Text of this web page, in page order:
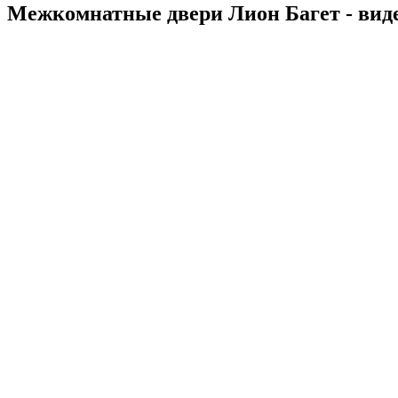
Межкомнатные двери Лион Багет -